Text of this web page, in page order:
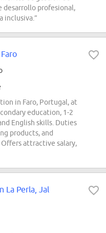
desarrollo profesional,
inclusiva.”
in Faro, Portugal, at
education, 1-2
English skills. Duties
products, and
attractive salary,
La Perla, Jal